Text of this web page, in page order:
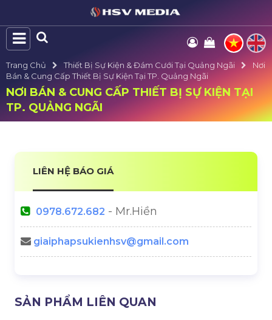
Trang Chủ Thiết Bị Sự Kiện & Đám Cưới Tại Quảng Ngãi
Nơi
Bán & Cung Cấp Thiết Bị Sự Kiện Tại TP. Quảng Ngãi
NƠI BÁN & CUNG CẤP THIẾT BỊ SỰ KIỆN TẠI
TP. QUẢNG NGÃI
LIÊN HỆ BÁO GIÁ
0978.672.682 - Mr.Hiền
giaiphapsukienhsv@gmail.com
SẢN PHẨM LIÊN QUAN